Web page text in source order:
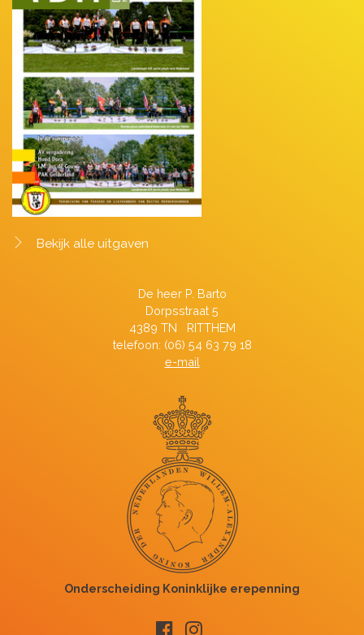
Bekijk alle uitgaven
De heer P. Barto
Dorpsstraat 5
4389 TN RITTHEM
telefoon: (06) 54 63 79 18
e-mail